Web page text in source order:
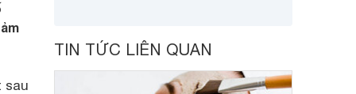
sau
TIN TỨC LIÊN QUAN